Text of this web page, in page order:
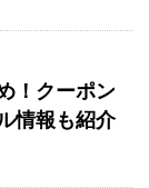
！クーポン
情報も紹介